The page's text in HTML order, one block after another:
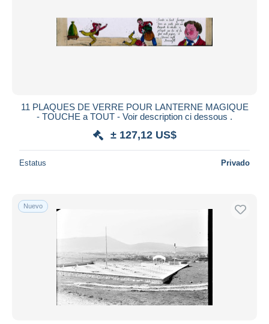
11 PLAQUES DE VERRE POUR LANTERNE MAGIQUE
- TOUCHE a TOUT - Voir description ci dessous .
± 127,12 US$
Estatus Privado
Nuevo